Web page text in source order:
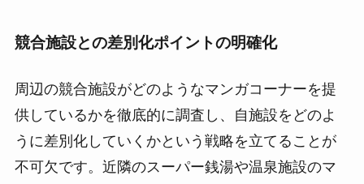
競合施設との差別化ポイントの明確化
周辺の競合施設がどのようなマンガコーナーを提
供しているかを徹底的に調査し、自施設をどのよ
うに差別化していくかという戦略を立てることが
不可欠です。近隣のスーパー銭湯や温泉施設のマ